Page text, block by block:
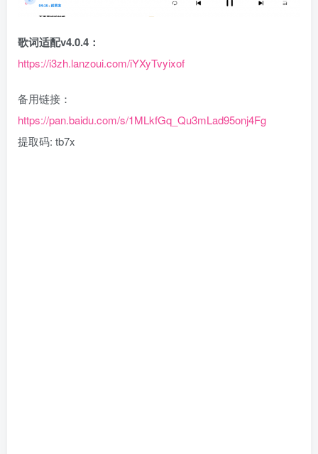
歌词适配v4.0.4：
https://i3zh.lanzoui.com/iYXyTvyixof
备用链接：
https://pan.baidu.com/s/1MLkfGq_Qu3mLad95onj4Fg
提取码: tb7x